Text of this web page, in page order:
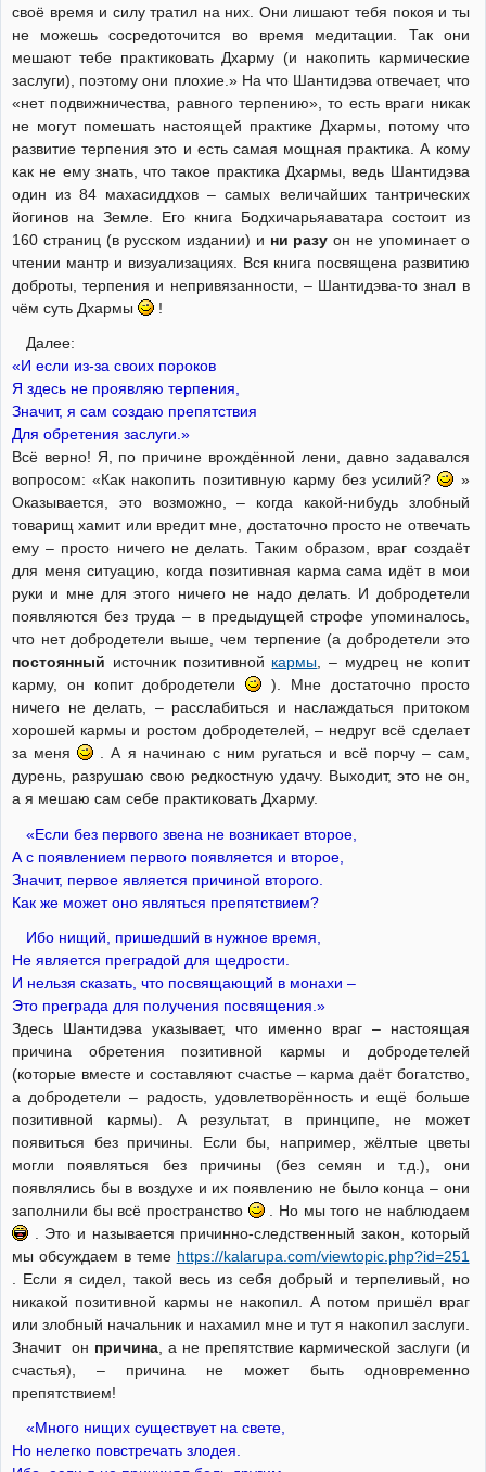
своё время и силу тратил на них. Они лишают тебя покоя и ты
не можешь сосредоточится во время медитации. Так они
мешают тебе практиковать Дхарму (и накопить кармические
заслуги), поэтому они плохие.» На что Шантидэва отвечает, что
«нет подвижничества, равного терпению», то есть враги никак
не могут помешать настоящей практике Дхармы, потому что
развитие терпения это и есть самая мощная практика. А кому
как не ему знать, что такое практика Дхармы, ведь Шантидэва
один из 84 махасиддхов – самых величайших тантрических
йогинов на Земле. Его книга Бодхичарьяаватара состоит из
160 страниц (в русском издании) и ни разу он не упоминает о
чтении мантр и визуализациях. Вся книга посвящена развитию
доброты, терпения и непривязанности, – Шантидэва-то знал в
чём суть Дхармы
!
Далее:
«И если из-за своих пороков
Я здесь не проявляю терпения,
Значит, я сам создаю препятствия
Для обретения заслуги.»
Всё верно! Я, по причине врождённой лени, давно задавался
вопросом: «Как накопить позитивную карму без усилий?
»
Оказывается, это возможно, – когда какой-нибудь злобный
товарищ хамит или вредит мне, достаточно просто не отвечать
ему – просто ничего не делать. Таким образом, враг создаёт
для меня ситуацию, когда позитивная карма сама идёт в мои
руки и мне для этого ничего не надо делать. И добродетели
появляются без труда – в предыдущей строфе упоминалось,
что нет добродетели выше, чем терпение (а добродетели это
постоянный источник позитивной кармы, – мудрец не копит
карму, он копит добродетели
). Мне достаточно просто
ничего не делать, – расслабиться и наслаждаться притоком
хорошей кармы и ростом добродетелей, – недруг всё сделает
за меня
. А я начинаю с ним ругаться и всё порчу – сам,
дурень, разрушаю свою редкостную удачу. Выходит, это не он,
а я мешаю сам себе практиковать Дхарму.
«Если без первого звена не возникает второе,
А с появлением первого появляется и второе,
Значит, первое является причиной второго.
Как же может оно являться препятствием?
Ибо нищий, пришедший в нужное время,
Не является преградой для щедрости.
И нельзя сказать, что посвящающий в монахи –
Это преграда для получения посвящения.»
Здесь Шантидэва указывает, что именно враг – настоящая
причина обретения позитивной кармы и добродетелей
(которые вместе и составляют счастье – карма даёт богатство,
а добродетели – радость, удовлетворённость и ещё больше
позитивной кармы). А результат, в принципе, не может
появиться без причины. Если бы, например, жёлтые цветы
могли появляться без причины (без семян и т.д.), они
появлялись бы в воздухе и их появлению не было конца – они
заполнили бы всё пространство
. Но мы того не наблюдаем
. Это и называется причинно-следственный закон, который
мы обсуждаем в теме https://kalarupa.com/viewtopic.php?id=251
. Если я сидел, такой весь из себя добрый и терпеливый, но
никакой позитивной кармы не накопил. А потом пришёл враг
или злобный начальник и нахамил мне и тут я накопил заслуги.
Значит он причина , а не препятствие кармической заслуги (и
счастья), – причина не может быть одновременно
препятствием!
«Много нищих существует на свете,
Но нелегко повстречать злодея.